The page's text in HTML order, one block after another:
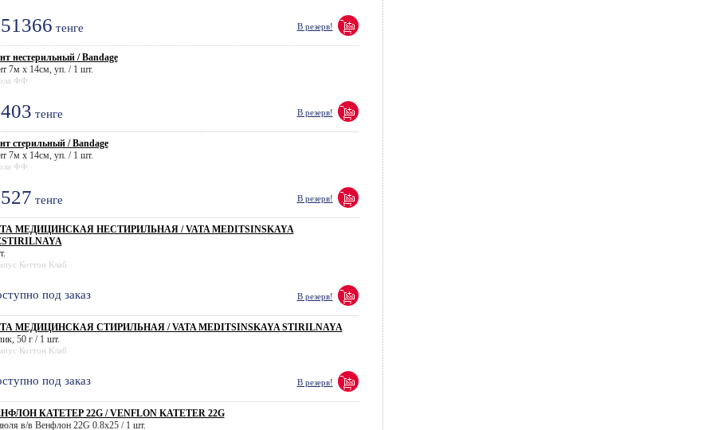
51366 тенге В резерв!
нестерильный / Bandage
7м х 14см, уп. / 1 шт.
ФФ
403 тенге В резерв!
стерильный / Bandage
7м х 14см, уп. / 1 шт.
ФФ
527 тенге В резерв!
МЕДИЦИНСКАЯ НЕСТИРИЛЬНАЯ / VATA MEDITSINSKAYA
Коттон Клаб
под заказ В резерв!
МЕДИЦИНСКАЯ СТИРИЛЬНАЯ / VATA MEDITSINSKAYA STIRILNAYA
50 г / 1 шт.
Коттон Клаб
под заказ В резерв!
КАТЕТЕР 22G / VENFLON KATETER 22G
в/в Венфлон 22G 0.8x25 / 1 шт.